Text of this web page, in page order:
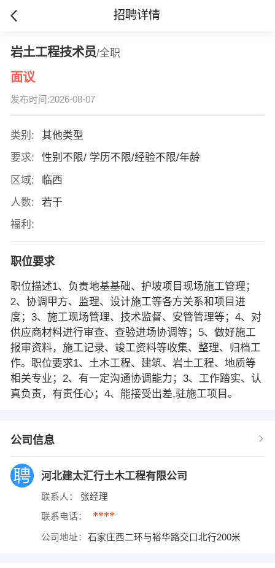
招聘详情
岩土工程技术员/全职
面议
发布时间:2026-08-07
类别:
其他类型
要求:
性别不限/ 学历不限/经验不限/年龄
区域:
临西
人数:
若干
福利:
职位要求
职位描述1、负责地基基础、护坡项目现场施工管理；
2、协调甲方、监理、设计施工等各方关系和项目进
度；3、施工现场管理、技术监督、安管管理等；4、对
供应商材料进行审查、查验进场协调等；5、做好施工
报审资料，施工记录、竣工资料等收集、整理、归档工
作。职位要求1、土木工程、建筑、岩土工程、地质等
相关专业；2、有一定沟通协调能力；3、工作踏实、认
真负责，有责任心；4、能接受出差,驻施工项目。
公司信息
河北建太汇行土木工程有限公司
联系人： 张经理
联系电话： ****
公司地址： 石家庄西二环与裕华路交口北行200米